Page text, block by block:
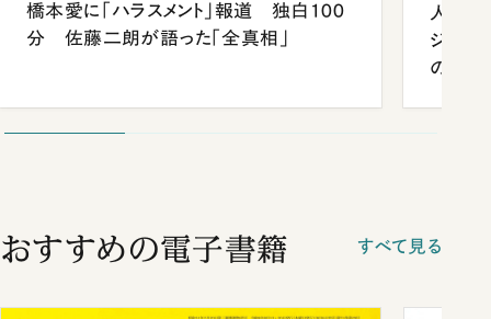
橋本愛に「ハラスメント」報道 独白100
分 佐藤二朗が語った「全真相」
人事、
ジェン
の難題
おすすめの電子書籍 すべて見る